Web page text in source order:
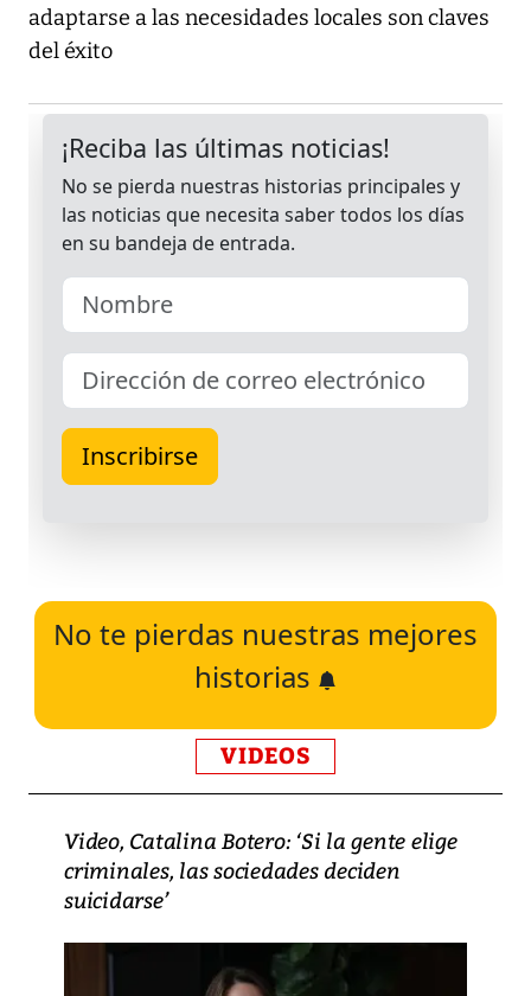
adaptarse a las necesidades locales son claves
del éxito
No te pierdas nuestras mejores
historias
VIDEOS
Video, Catalina Botero: ‘Si la gente elige
criminales, las sociedades deciden
suicidarse’